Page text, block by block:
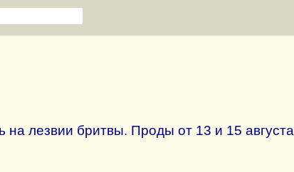
на лезвии бритвы. Проды от 13 и 15 августа